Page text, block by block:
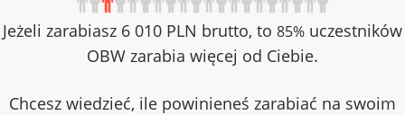
Jeżeli zarabiasz 6 010 PLN brutto, to 85% uczestników
OBW zarabia więcej od Ciebie.
Chcesz wiedzieć, ile powinieneś zarabiać na swoim